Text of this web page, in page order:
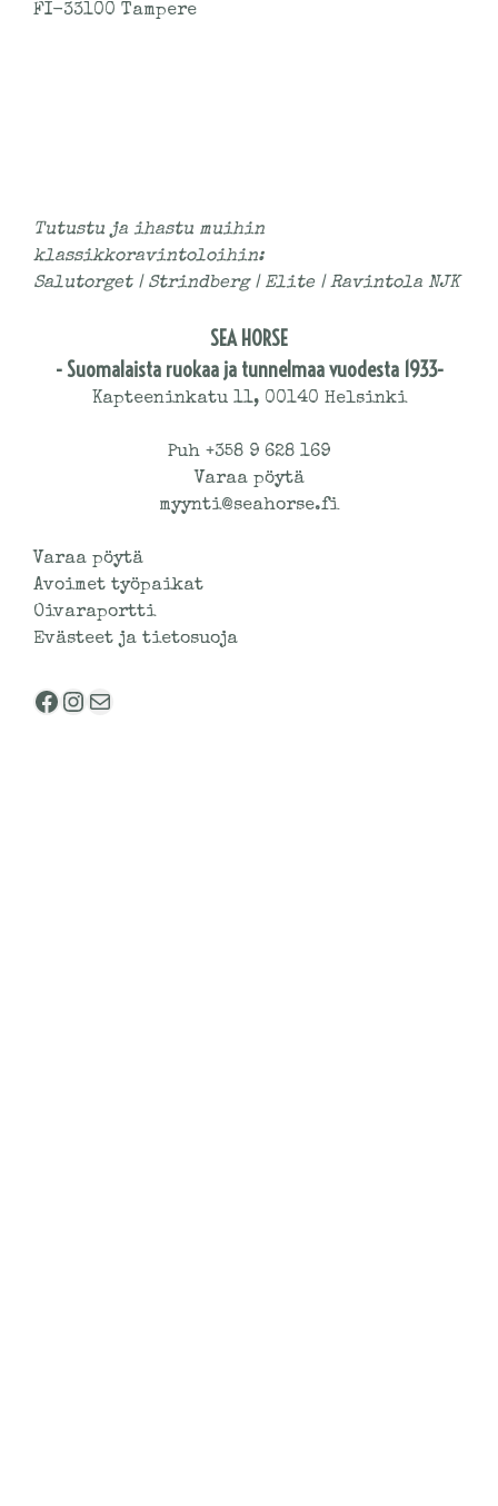
FI-33100 Tampere
Tutustu ja ihastu muihin
klassikkoravintoloihin:
Salutorget| Strindberg| Elite| Ravintola NJK
SEA HORSE
- Suomalaista ruokaa ja tunnelmaa vuodesta 1933-
Kapteeninkatu 11, 00140 Helsinki
Puh +358 9 628 169
Varaa pöytä
myynti@seahorse.fi
Varaa pöytä
Avoimet työpaikat
Oivaraportti
Evästeet ja tietosuoja
Facebook
Instagram
Sähköposti